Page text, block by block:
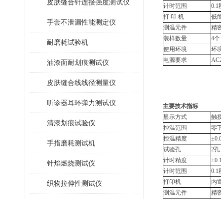
皮肤缝合针连接强度测试仪
手套不泄漏性能测定仪
耐磨耗试验机
油漆面耐划痕测试仪
皮肤缝合线线径测量仪
听诊器耳环弹力测试仪
清漆划痕试验仪
手指磨耗测试机
针焰燃烧测试仪
织物拉伸性测试仪
计时范围
0.1
打 印 机
低
测温元件
精
装样数量
4个
使用环境
环
电源要求
主要技术指标
显示方式
触
控温范围
零
控温精度
试验孔
2孔
计时精度
计时范围
0.1
打印机
内
测温元件
精